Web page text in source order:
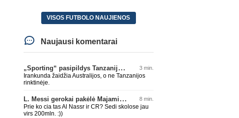
VISOS FUTBOLO NAUJIENOS
Naujausi komentarai
„Sporting“ pasipildys Tanzanijos rinktinės krašto saugu 3 min.
Irankunda žaidžia Australijos, o ne Tanzanijos
rinktinėje.
L. Messi gerokai pakėlė Majamio „Inter“ komandos vertę 8 min.
Prie ko cia tas Al Nassr ir CR? Sedi skolose jau
virs 200mln. :))